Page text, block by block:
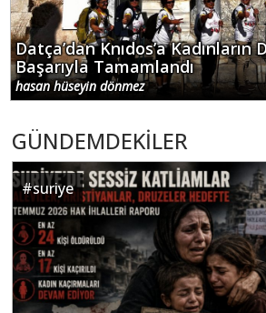
Datça’dan Knıdos’a Kadınların
Başarıyla Tamamlandı
hasan hüseyin dönmez
GÜNDEMDEKİLER
#suriye